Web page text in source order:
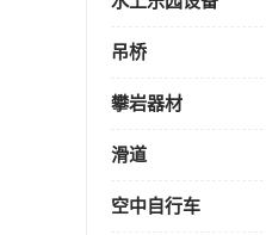
吊桥
攀岩器材
滑道
空中自行车